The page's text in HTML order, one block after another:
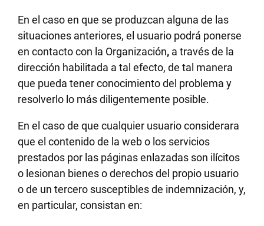
En el caso en que se produzcan alguna de las
situaciones anteriores, el usuario podrá ponerse
en contacto con la Organización, a través de la
dirección habilitada a tal efecto, de tal manera
que pueda tener conocimiento del problema y
resolverlo lo más diligentemente posible.
En el caso de que cualquier usuario considerara
que el contenido de la web o los servicios
prestados por las páginas enlazadas son ilícitos
o lesionan bienes o derechos del propio usuario
o de un tercero susceptibles de indemnización, y,
en particular, consistan en: